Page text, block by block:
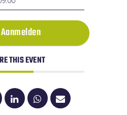
Aanmelden
THIS EVENT